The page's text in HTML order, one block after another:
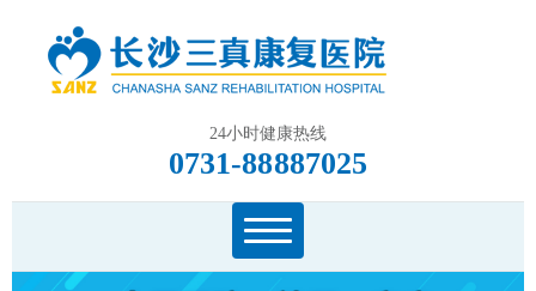
24小时健康热线
0731-88887025